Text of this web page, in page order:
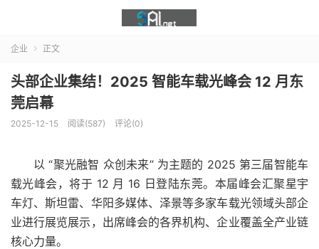
企业  正文
头部企业集结！2025 智能车载光峰会 12 月东
莞启幕
2025-12-15 阅读(587) 评论(0)
以 “聚光融智 众创未来” 为主题的 2025 第三届智能车
载光峰会，将于 12 月 16 日登陆东莞。本届峰会汇聚星宇
车灯、斯坦雷、华阳多媒体、泽景等多家车载光领域头部企
业进行展览展示，出席峰会的各界机构、企业覆盖全产业链
核心力量。